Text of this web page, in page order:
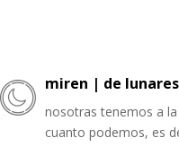
miren | de
nosotras tenemos a
cuanto podemos, es